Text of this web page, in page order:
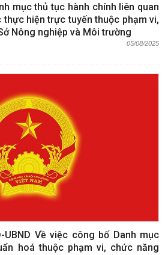
mục thủ tục hành chính liên quan
hiện trực tuyến thuộc phạm vi,
Nông nghiệp và Môi trường
05/08/2025
UBND Về việc công bố Danh mục
hoá thuộc phạm vi, chức năng